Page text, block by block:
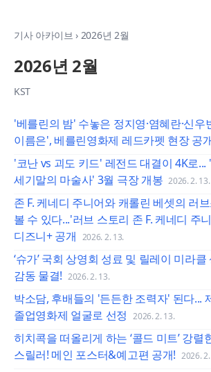
기사 아카이브 › 2026년 2월
2026년 2월
KST
'베를린의 밤' 수놓은 정지영·염혜란·신우
이름은', 베를린영화제 레드카펫 현장 공
'코난 vs 괴도 키드' 레전드 대결이 4K로...
세기말의 마술사' 3월 극장 개봉 2026. 2. 13.
존 F. 케네디 주니어와 캐롤린 베셋의 러
볼 수 있다...'러브 스토리 존 F. 케네디 주
디즈니+ 공개 2026. 2. 13.
‘슈가’ 국회 상영회 성료 및 릴레이 미라
감동 물결! 2026. 2. 13.
박소담, 후배들의 '든든한 조력자' 된다...
졸업영화제 얼굴로 선정 2026. 2. 13.
히치콕을 떠올리게 하는 ‘콜드 미트’ 강렬
스릴러! 메인 포스터&예고편 공개! 2026.